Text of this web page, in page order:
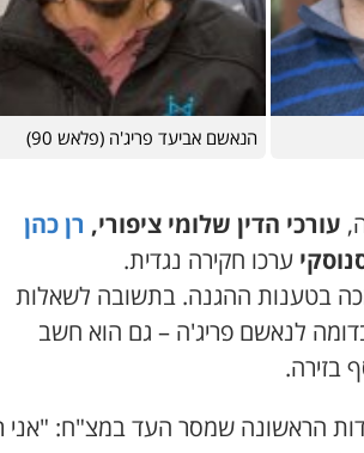
הנאשם אביעד פריג'ה (פלאש 90)
עורכי הדין שלומי ציפורי, רן כהן
ערכו חקירה נגדית.
בטענות ההגנה. בתשובה לשאלות
לנאשם פריג'ה – גם הוא חשב
בזירה.
הראשונה שמסר העד במצ"ח: "אני